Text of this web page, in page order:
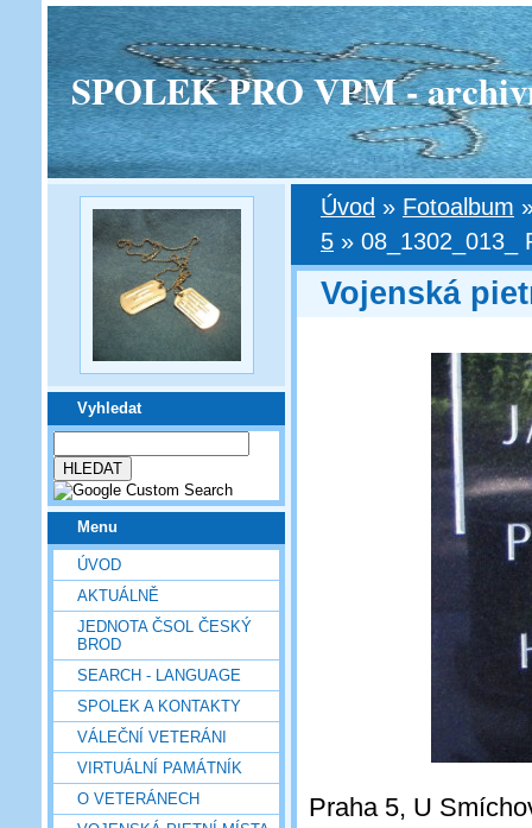
SPOLEK PRO VPM -
Vyhledat
Menu
ÚVOD
AKTUÁLNĚ
JEDNOTA ČSOL ČESKÝ
BROD
SEARCH - LANGUAGE
SPOLEK A KONTAKTY
VÁLEČNÍ VETERÁNI
VIRTUÁLNÍ PAMÁTNÍK
O VETERÁNECH
Úvod » Fotoalbum
5 » 08_1302_013_
Vojenská
Praha 5, U